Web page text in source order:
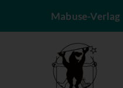
Mabuse-Verlag